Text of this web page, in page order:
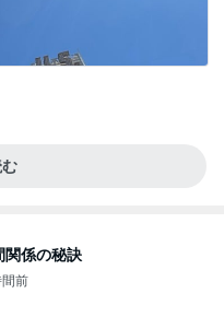
関係の秘訣
前